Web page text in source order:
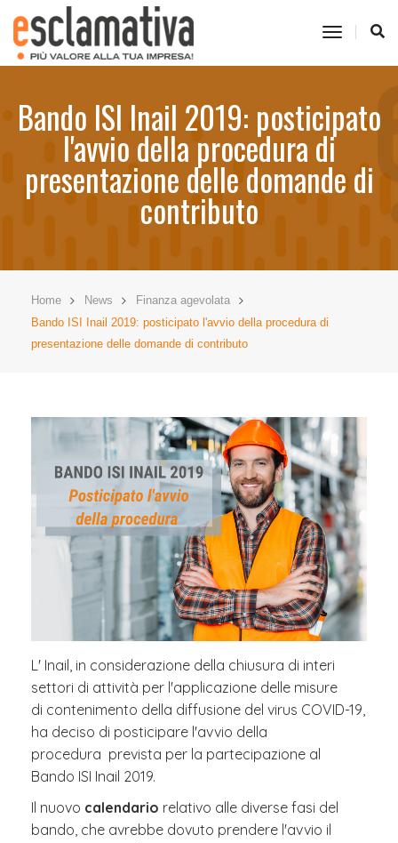
toggle
Bando ISI Inail 2019: posticipato
l'avvio della procedura di
presentazione delle domande di
contributo
Home News
Finanza agevolata
Bando ISI Inail 2019: posticipato l'avvio della procedura di
presentazione delle domande di contributo
L' Inail, in considerazione della chiusura di interi
settori di attività per l'applicazione delle misure
di contenimento della diffusione del virus COVID-19,
ha deciso di posticipare l'avvio della
procedura prevista per la partecipazione al
Bando ISI Inail 2019.
Il nuovo calendario relativo alle diverse fasi del
bando, che avrebbe dovuto prendere l'avvio il